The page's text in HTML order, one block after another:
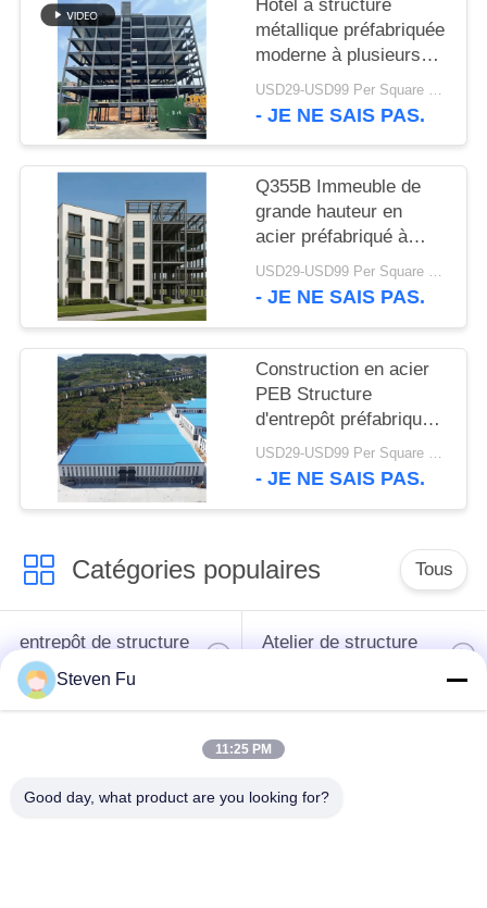
DE
DÉFAUT
BLOG
SITEMAP
PRIVACY
POLICY
Hôtel à structure
métallique préfabriquée
moderne à plusieurs
étages
USD29-USD99 Per Square Meter MOQ:200 mètres carrés
- JE NE SAIS PAS.
Q355B Immeuble de
grande hauteur en
acier préfabriqué à
plusieurs étages en
acier
USD29-USD99 Per Square Meter MOQ:500 mètres carrés
- JE NE SAIS PAS.
Construction en acier
PEB Structure
d'entrepôt préfabriquée
Q235B Q355B
USD29-USD99 Per Square Meter MOQ:500 mètres carrés
- JE NE SAIS PAS.
Catégories populaires Tous
entrepôt de structure
en acier
Atelier de structure
structure métallique
Steven Fu
11:25 PM
Good day, what product are you looking for?